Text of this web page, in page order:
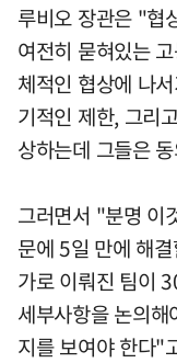
루비오 장관은 "협
여전히 묻혀있는
체적인 협상에 나
기적인 제한, 그리
상하는데 그들은
그러면서 "분명 이
문에 5일 만에 해
가로 이뤄진 팀이
세부사항을 논의
지를 보여야 한다"